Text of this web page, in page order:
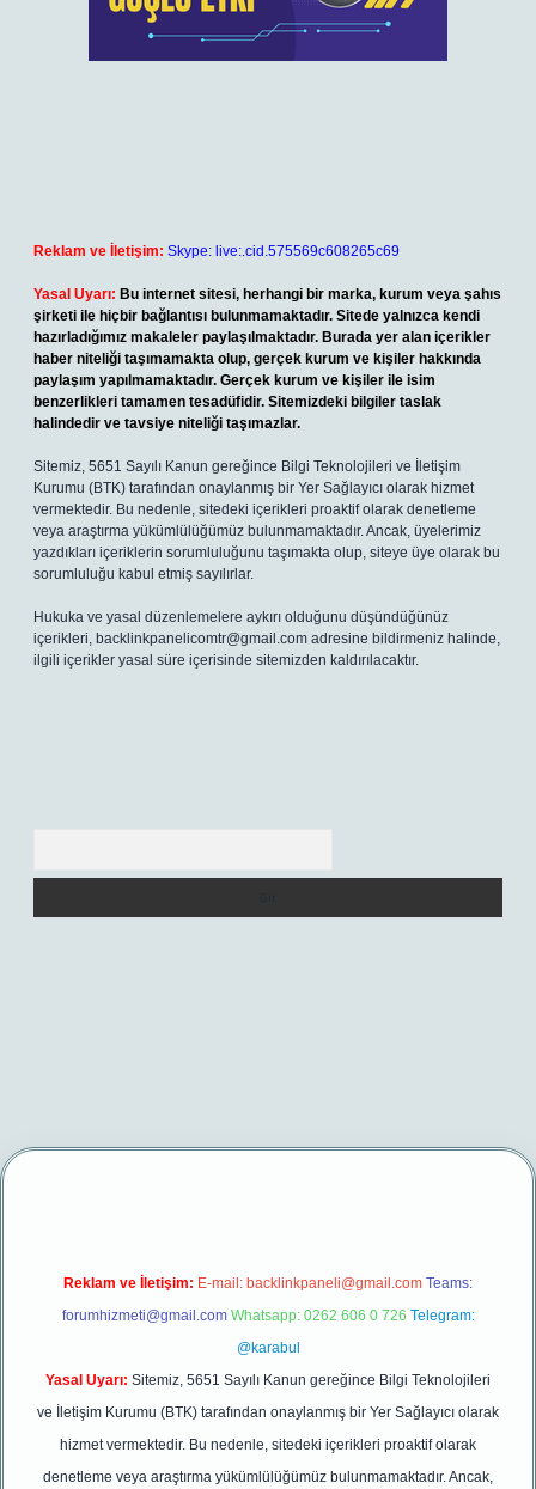
Reklam ve İletişim: Skype: live:.cid.575569c608265c69
Yasal Uyarı: Bu internet sitesi, herhangi bir marka, kurum veya şahıs
şirketi ile hiçbir bağlantısı bulunmamaktadır. Sitede yalnızca kendi
hazırladığımız makaleler paylaşılmaktadır. Burada yer alan içerikler
haber niteliği taşımamakta olup, gerçek kurum ve kişiler hakkında
paylaşım yapılmamaktadır. Gerçek kurum ve kişiler ile isim
benzerlikleri tamamen tesadüfidir. Sitemizdeki bilgiler taslak
halindedir ve tavsiye niteliği taşımazlar.
Sitemiz, 5651 Sayılı Kanun gereğince Bilgi Teknolojileri ve İletişim
Kurumu (BTK) tarafından onaylanmış bir Yer Sağlayıcı olarak hizmet
vermektedir. Bu nedenle, sitedeki içerikleri proaktif olarak denetleme
veya araştırma yükümlülüğümüz bulunmamaktadır. Ancak, üyelerimiz
yazdıkları içeriklerin sorumluluğunu taşımakta olup, siteye üye olarak bu
sorumluluğu kabul etmiş sayılırlar.
Hukuka ve yasal düzenlemelere aykırı olduğunu düşündüğünüz
içerikleri, backlinkpanelicomtr@gmail.com adresine bildirmeniz halinde,
ilgili içerikler yasal süre içerisinde sitemizden kaldırılacaktır.
yeni giriş
Reklam ve İletişim: E-mail: backlinkpaneli@gmail.com Teams:
forumhizmeti@gmail.com Whatsapp: 0262 606 0 726 Telegram:
@karabul
Yasal Uyarı: Sitemiz, 5651 Sayılı Kanun gereğince Bilgi Teknolojileri
ve İletişim Kurumu (BTK) tarafından onaylanmış bir Yer Sağlayıcı olarak
hizmet vermektedir. Bu nedenle, sitedeki içerikleri proaktif olarak
denetleme veya araştırma yükümlülüğümüz bulunmamaktadır. Ancak,